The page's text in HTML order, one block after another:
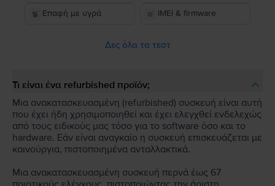
Επαφή με υγρά
IMEI & firmware
Δες όλα τα τεστ
Τι είναι ένα refurbished προϊόν;
Μια ανακατασκευασμένη (refurbished) συσκευή είναι αυτή
που έχει ήδη χρησιμοποιηθεί και έχει ελεγχθεί ενδελεχώς
από τους ειδικούς μας τόσο για το software όσο και το
hardware. Εάν είναι αναγκαίο η συσκευή επισκευάζεται με
καινούργια, πιστοποιημένα ανταλλακτικά.
Μια ανακατασκευασμένη συσκευή περνά έως 67